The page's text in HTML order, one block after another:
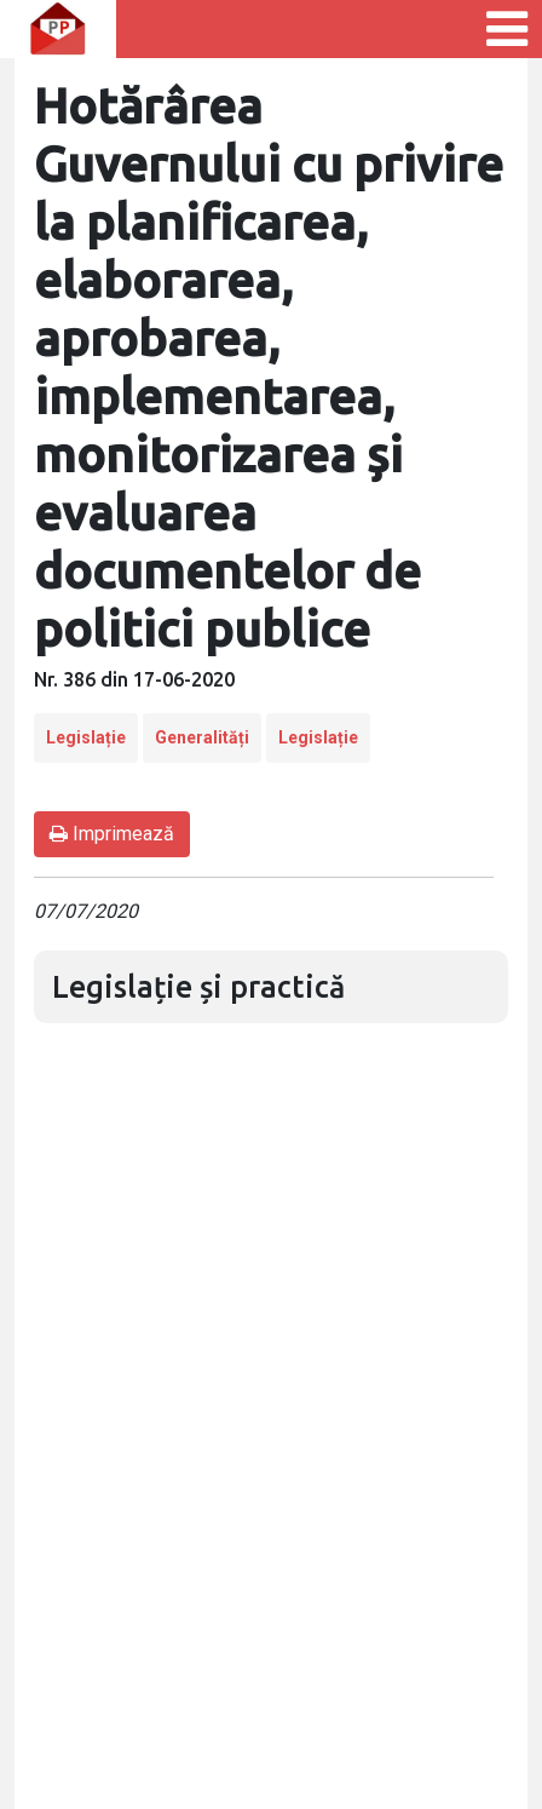
Hotărârea
Guvernului cu privire
la planificarea,
elaborarea,
aprobarea,
implementarea,
monitorizarea și
evaluarea
documentelor de
politici publice
Nr. 386 din 17-06-2020
Legislație Generalități Legislație
Imprimează
07/07/2020
Legislație și practică